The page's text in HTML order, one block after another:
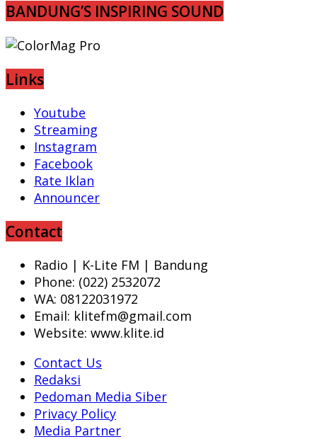
BANDUNG’S INSPIRING SOUND
Links
Youtube
Streaming
Instagram
Facebook
Rate Iklan
Announcer
Contact
Radio | K-Lite FM | Bandung
Phone: (022) 2532072
WA: 08122031972
Email: klitefm@gmail.com
Website: www.klite.id
Contact Us
Redaksi
Pedoman Media Siber
Privacy Policy
Media Partner